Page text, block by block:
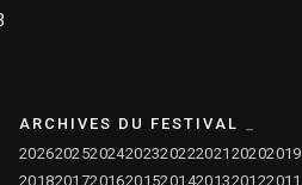
ARCHIVES DU FESTIVAL
202620252024202320222021 20202019
20182017201620152014201320122011